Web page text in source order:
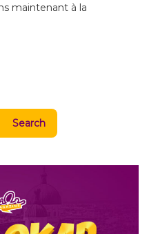
maintenant à la
Search